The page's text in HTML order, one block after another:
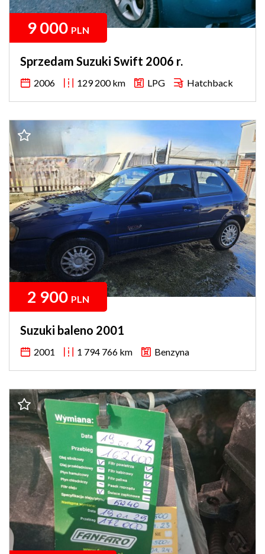
9 000 PLN
Sprzedam Suzuki Swift 2006 r.
2006 129 200 km LPG Hatchback
2 900 PLN
Suzuki baleno 2001
2001 1 794 766 km Benzyna